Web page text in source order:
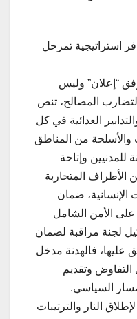
استراتيجية تمرحل
وفق “إعلان” وليس
المصالح، تنص
العدائية في كل
والأسلحة من المناطق
للمدنيين وإتاحة
الأطراف المتحاربة
الإنسانية، ضمان
على الأمن الشامل
لجنة مراقبة لضمان
عليها، فالهدنة مدخل
التفاوض وتقديم
السياسي.
النار والترتيبات